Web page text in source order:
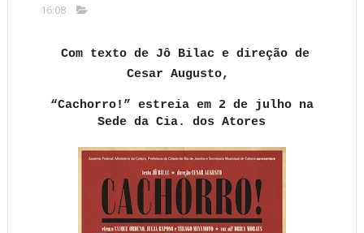
16:08
Com texto de Jô Bilac e direção de
Cesar Augusto,
“Cachorro!” estreia em 2 de julho na
Sede da Cia. dos Atores